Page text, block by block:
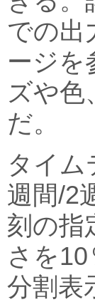
での出
ージを
ズや
だ。
タイム
週間/2
刻の指
さを
分割表